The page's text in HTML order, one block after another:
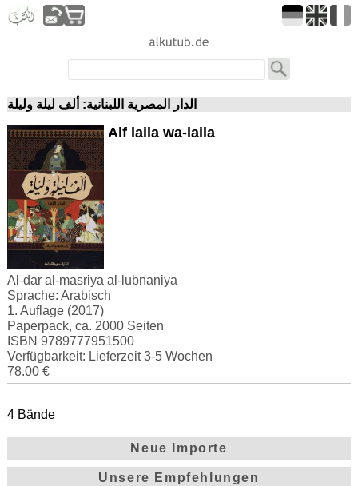
الدار المصرية اللبنانية: ألف ليلة وليلة
Alf laila wa-laila
Al-dar al-masriya al-lubnaniya
Sprache: Arabisch
1. Auflage (2017)
Paperpack, ca. 2000 Seiten
ISBN 9789777951500
Verfügbarkeit: Lieferzeit 3-5 Wochen
78.00 €
4 Bände
Neue Importe
Unsere Empfehlungen